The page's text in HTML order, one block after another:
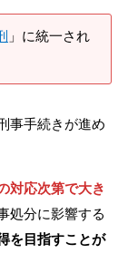
」に統一され
事手続きが進め
対応次第で大き
処分に影響する
を目指すことが